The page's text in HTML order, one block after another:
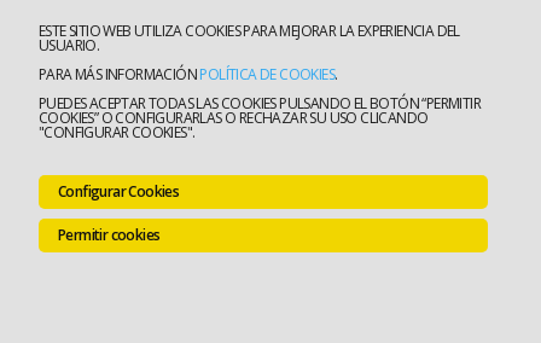
ESTE SITIO WEB UTILIZA COOKIES PARA MEJORAR LA EXPERIENCIA DEL
USUARIO.
PARA MÁS INFORMACIÓNPOLÍTICA DE COOKIES.
PUEDES ACEPTAR TODAS LAS COOKIES PULSANDO EL BOTÓN “PERMITIR
COOKIES” O CONFIGURARLAS O RECHAZAR SU USO CLICANDO
"CONFIGURAR COOKIES".
Configurar Cookies
Permitir cookies